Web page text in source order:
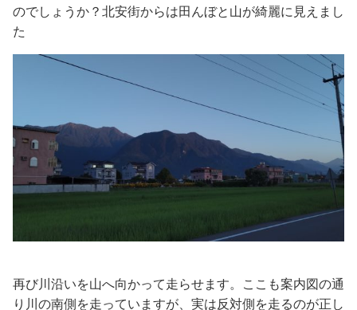
のでしょうか？北安街からは田んぼと山が綺麗に見えまし
た
再び川沿いを山へ向かって走らせます。ここも案内図の通
り川の南側を走っていますが、実は反対側を走るのが正し